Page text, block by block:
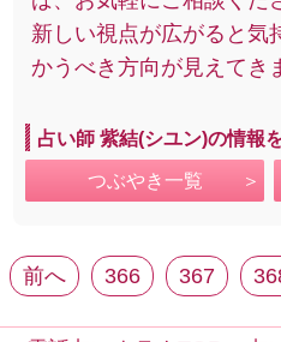
新しい視点が広がると気
かうべき方向が見えてき
占い師 紫結(シユン)の情報
つぶやき一覧
前へ 366 367